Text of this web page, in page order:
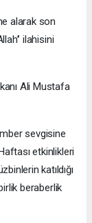
alarak son
ilahisini
Ali Mustafa
sevgisine
etkinlikleri
katıldığı
beraberlik